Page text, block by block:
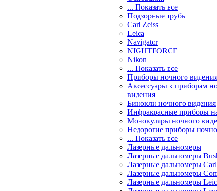
... Показать все
Подзорные трубы
Carl Zeiss
Leica
Navigator
NIGHTFORCE
Nikon
... Показать все
Приборы ночного видения
Аксессуары к приборам
видения
Бинокли ночного видения
Инфракрасные приборы
Монокуляры ночного
Недорогие приборы
... Показать все
Лазерные дальномеры
Лазерные дальномеры
Лазерные дальномеры
Лазерные дальномеры
Лазерные дальномеры